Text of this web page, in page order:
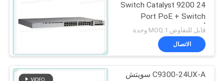
Switch Catalyst 9200 24
Port PoE + Switch
أساسيات الشبكة
قابل للتفاوض MOQ:1 وحدة
الاتصال
C9300-24UX-A سويتش